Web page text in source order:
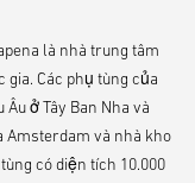
là nhà trung tâm
Các phụ tùng của
ở Tây Ban Nha và
Amsterdam và nhà kho
có diện tích 10.000